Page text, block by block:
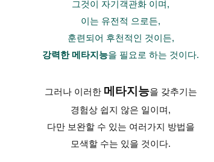
그것이 자기객관화 이며,
이는 유전적 으로든,
훈련되어 후천적인 것이든,
강력한 메타지능을 필요로 하는 것이다.
그러나 이러한 메타지능을 갖추기는
경험상 쉽지 않은 일이며,
다만 보완할 수 있는 여러가지 방법을
모색할 수는 있을 것이다.